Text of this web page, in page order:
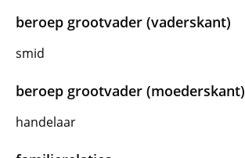
beroep grootvader (vaderskant)
smid
beroep grootvader (moederskant)
handelaar